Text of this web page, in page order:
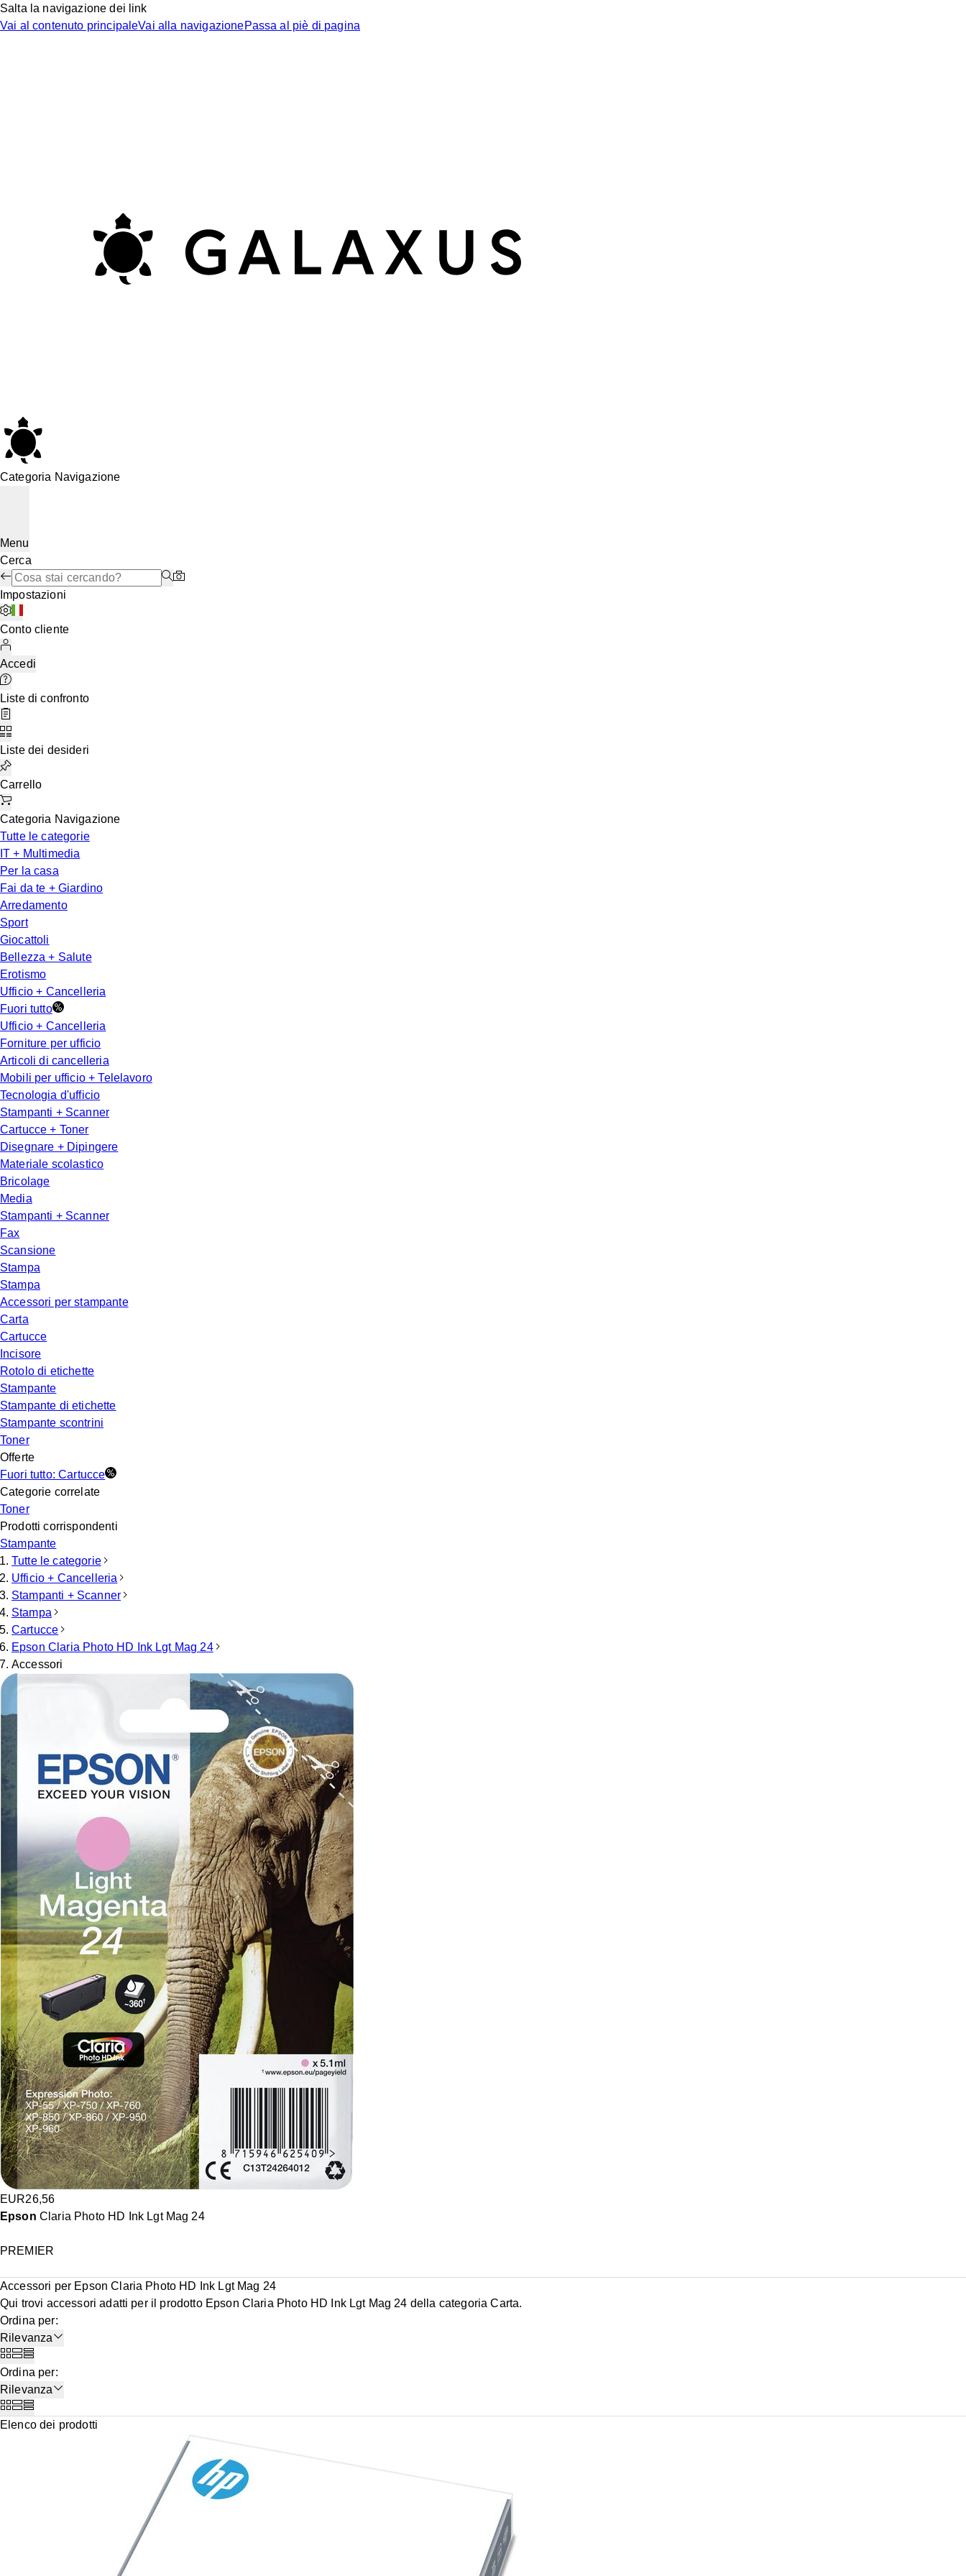
Salta la navigazione dei link
Vai al contenuto principaleVai alla navigazionePassa al piè di pagina
Categoria Navigazione
Menu
Cerca
Impostazioni
Conto cliente
Accedi
Liste di confronto
Liste dei desideri
Carrello
Categoria Navigazione
Tutte le categorie
IT + Multimedia
Per la casa
Fai da te + Giardino
Arredamento
Sport
Giocattoli
Bellezza + Salute
Erotismo
Ufficio + Cancelleria
Fuori tutto
Ufficio + Cancelleria
Forniture per ufficio
Articoli di cancelleria
Mobili per ufficio + Telelavoro
Tecnologia d'ufficio
Stampanti + Scanner
Cartucce + Toner
Disegnare + Dipingere
Materiale scolastico
Bricolage
Media
Stampanti + Scanner
Fax
Scansione
Stampa
Stampa
Accessori per stampante
Carta
Cartucce
Incisore
Rotolo di etichette
Stampante
Stampante di etichette
Stampante scontrini
Toner
Offerte
Fuori tutto: Cartucce
Categorie correlate
Toner
Prodotti corrispondenti
Stampante
Tutte le categorie
Ufficio + Cancelleria
Stampanti + Scanner
Stampa
Cartucce
Epson Claria Photo HD Ink Lgt Mag 24
Accessori
EUR26,56
Epson Claria Photo HD Ink Lgt Mag 24
PREMIER
Accessori per Epson Claria Photo HD Ink Lgt Mag 24
Qui trovi accessori adatti per il prodotto Epson Claria Photo HD Ink Lgt Mag 24 della categoria Carta.
Ordina per:
Rilevanza
Ordina per:
Rilevanza
Elenco dei prodotti